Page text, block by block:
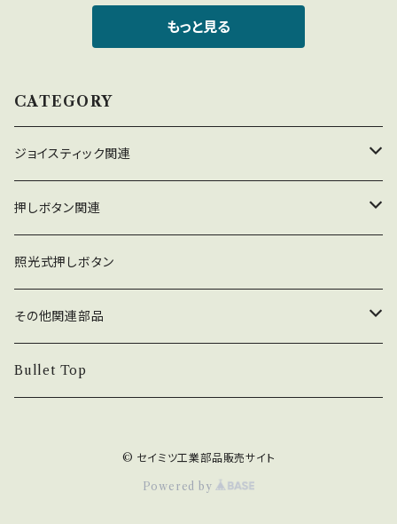
を更に短くしたい方は、別売りの「LS-32用レバ
ージョイント」をご購入下さい。 ※Eリング仕様
さい（LS-55関連には取付不可）。
1本・3㎜ワッシャー2個・NT-LSQ-40シャフト1
本・Eリング1個 ※LSQ-40・LS-40関連及び40
ることは可能ですが、ジョイントとの連結部分が
9㎜以上確保できていない場合は耐久値が著し
行って下さい。 ※Eリング仕様（予備Eリング1個
もっと見る
CATEGORY
ジョイスティック関連
ジョイスティック本体
コネクタ接続型
ファストン端子型
ジョイスティック関連部品
レバーボール
単品部品（ジョイスティック）
NOBIモデル関連
押しボタン関連
押しボタン_30φ
30φ_ネジ式
30φ_差込式
押しボタン_24φ
24φ_ネジ式
単品部品（押しボタン）
照光式押しボタン
その他関連部品
電子部品
Bullet Top
© セイミツ工業部品販売サイト
Powered by